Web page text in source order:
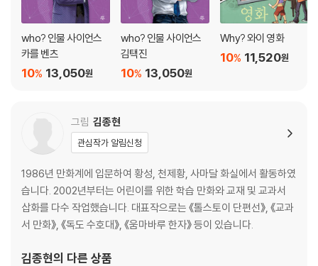
who? 인물 사이언스
카를 벤츠
13,050원
10%
who? 인물 사이언스
김택진
13,050원
10%
Why? 와이 영화
11,520원
10%
그림 김종현
관심작가 알림신청
1986년 만화계에 입문하여 황성, 천제황, 사마달 화실에서 활동하였
습니다. 2002년부터는 어린이를 위한 학습 만화와 교재 및 교과서
삽화를 다수 작업했습니다. 대표작으로는 《톨스토이 단편선》, 《교과
서 만화》, 《독도 수호대》, 《움마바루 한자》 등이 있습니다.
김종현의 다른 상품